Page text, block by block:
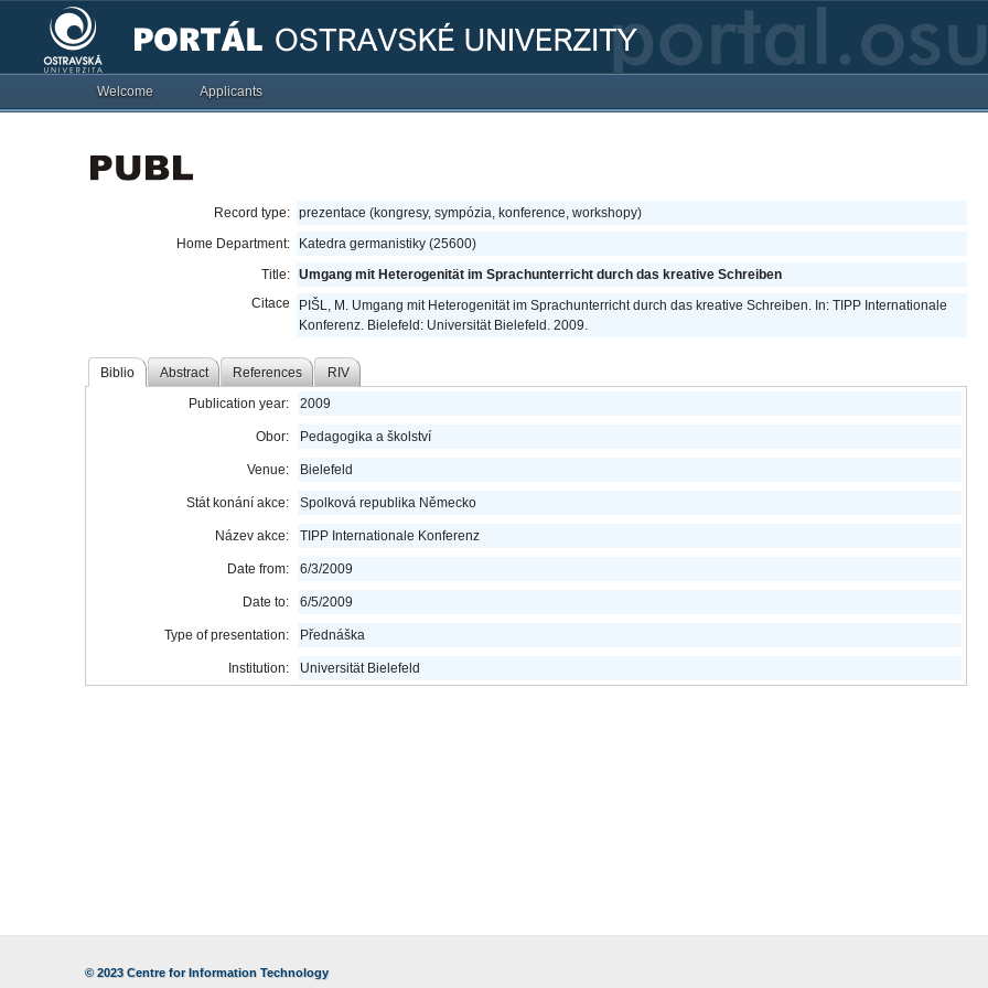
Welcome Applicants
Record type: prezentace (kongresy, sympózia, konference, workshopy)
Home Department:
Katedra germanistiky (25600)
Title: Umgang mit Heterogenität im Sprachunterricht durch das kreative Schreiben
Citace
PIŠL, M. Umgang mit Heterogenität im Sprachunterricht durch das kreative Schreiben. In: TIPP Internationale
Konferenz. Bielefeld: Universität Bielefeld. 2009.
Biblio Abstract References RIV
Publication year: 2009
Obor: Pedagogika a školství
Venue: Bielefeld
Stát konání akce: Spolková republika Německo
Název akce: TIPP Internationale Konferenz
Date from: 6/3/2009
Date to: 6/5/2009
Type of presentation: Přednáška
Institution: Universität Bielefeld
© 2023Centre for Information Technology